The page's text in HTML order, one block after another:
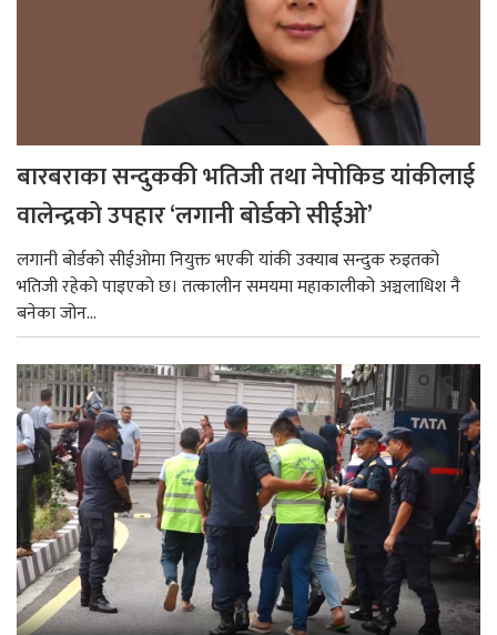
बारबराका सन्दुककी भतिजी तथा नेपोकिड यांकीलाई
वालेन्द्रको उपहार ‘लगानी बोर्डको सीईओ’
लगानी बोर्डको सीईओमा नियुक्त भएकी यांकी उक्याब सन्दुक रुइतको
भतिजी रहेको पाइएको छ। तत्कालीन समयमा महाकालीको अञ्चलाधिश नै
बनेका जोन...